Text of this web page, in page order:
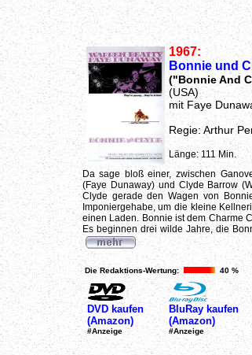
1967:
Bonnie und
("Bonnie And
(USA)
mit Faye
Regie: Arthur
Länge: 111 Min.
Da sage bloß einer, zwischen
(Faye Dunaway) und Clyde Barrow
Clyde gerade den Wagen von
Imponiergehabe, um die kleine
einen Laden. Bonnie ist dem Charme
Es beginnen drei wilde Jahre, die
Die Redaktions-Wertung: 40 %
DVD kaufen
(Amazon)
#Anzeige
BluRay kaufen
(Amazon)
#Anzeige